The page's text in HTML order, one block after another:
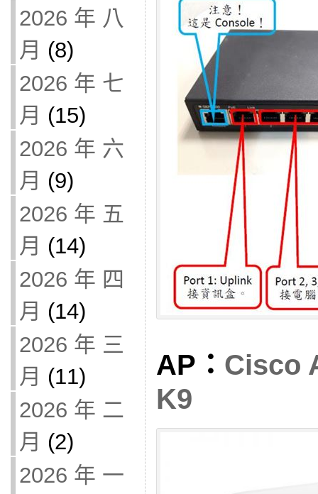
2026 年 八
月 (8)
2026 年 七
月 (15)
2026 年 六
月 (9)
2026 年 五
月 (14)
2026 年 四
月 (14)
2026 年 三
月 (11)
2026 年 二
月 (2)
2026 年 一
AP： Cisco
K9